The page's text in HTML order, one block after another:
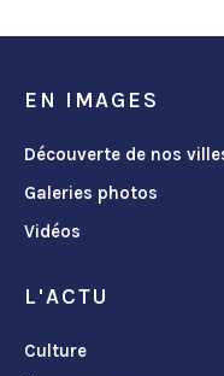
EN IMAGES
Découverte de nos
Galeries photos
Vidéos
L'ACTU
Culture